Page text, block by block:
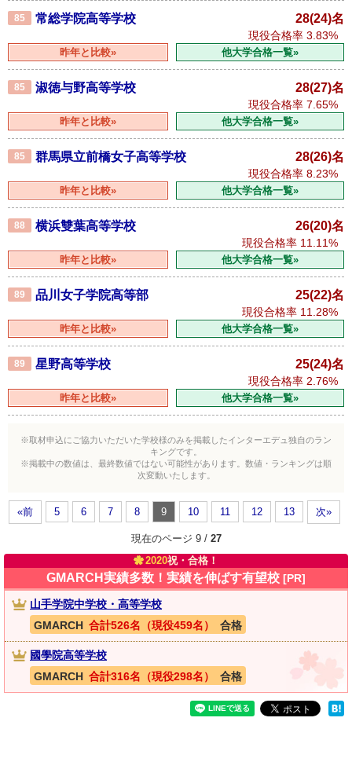
85 常総学院高等学校 28(24)名
現役合格率 3.83%
昨年と比較» 他大学合格一覧»
85 淑徳与野高等学校 28(27)名
現役合格率 7.65%
昨年と比較» 他大学合格一覧»
85 群馬県立前橋女子高等学校 28(26)名
現役合格率 8.23%
昨年と比較» 他大学合格一覧»
88 横浜雙葉高等学校 26(20)名
現役合格率 11.11%
昨年と比較» 他大学合格一覧»
89 品川女子学院高等部 25(22)名
現役合格率 11.28%
昨年と比較» 他大学合格一覧»
89 星野高等学校 25(24)名
現役合格率 2.76%
昨年と比較» 他大学合格一覧»
※取材申込にご協力いただいた学校様のみを掲載したインターエデュ独自のラン
キングです。
※掲載中の数値は、最終数値ではない可能性があります。数値・ランキングは順
次変動いたします。
«前 5 6 7 8 9 10 11 12 13 次»
現在のページ 9 / 27
2020祝・合格！
GMARCH実績多数！実績を伸ばす有望校 [PR]
山手学院中学校・高等学校
GMARCH 合計526名（現役459名） 合格
國學院高等学校
GMARCH 合計316名（現役298名） 合格